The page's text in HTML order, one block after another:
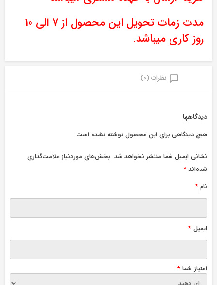
مدت زمات تحویل این محصول از 7 الی 10
روز کاری میباشد.
نظرات (0)
دیدگاهها
هیچ دیدگاهی برای این محصول نوشته نشده است.
نشانی ایمیل شما منتشر نخواهد شد. بخش‌های موردنیاز علامت‌گذاری
شده‌اند*
نام*
ایمیل*
امتیاز شما*